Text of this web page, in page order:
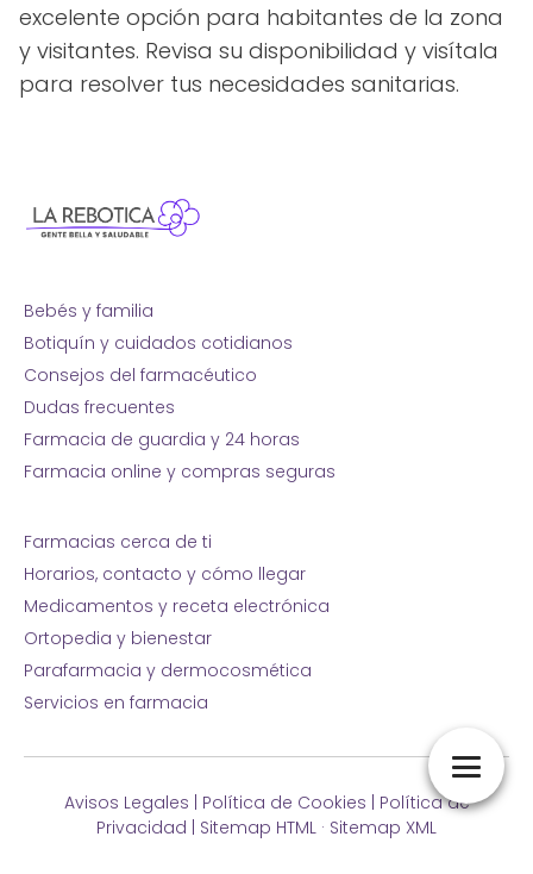
excelente opción para habitantes de la zona
y visitantes. Revisa su disponibilidad y visítala
para resolver tus necesidades sanitarias.
Bebés y familia
Botiquín y cuidados cotidianos
Consejos del farmacéutico
Dudas frecuentes
Farmacia de guardia y 24 horas
Farmacia online y compras seguras
Farmacias cerca de ti
Horarios, contacto y cómo llegar
Medicamentos y receta electrónica
Ortopedia y bienestar
Parafarmacia y dermocosmética
Servicios en farmacia
Avisos Legales | Política de Cookies | Política de
Privacidad | Sitemap HTML · Sitemap XML